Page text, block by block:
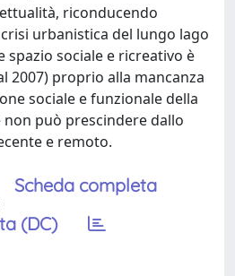
riconducendo
urbanistica del lungo lago
spazio sociale e ricreativo è
2007) proprio alla mancanza
sociale e funzionale della
non può prescindere dallo
e remoto.
Scheda completa
(DC)